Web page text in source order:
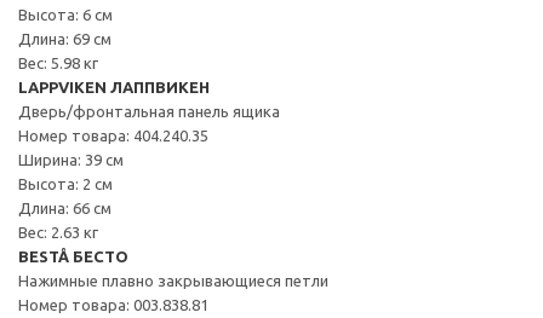
Высота: 6 см
Длина: 69 см
Вес: 5.98 кг
LAPPVIKEN ЛАППВИКЕН
Дверь/фронтальная панель ящика
Номер товара: 404.240.35
Ширина: 39 см
Высота: 2 см
Длина: 66 см
Вес: 2.63 кг
BESTÅ БЕСТО
Нажимные плавно закрывающиеся петли
Номер товара: 003.838.81